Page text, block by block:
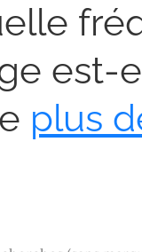
est-
plus